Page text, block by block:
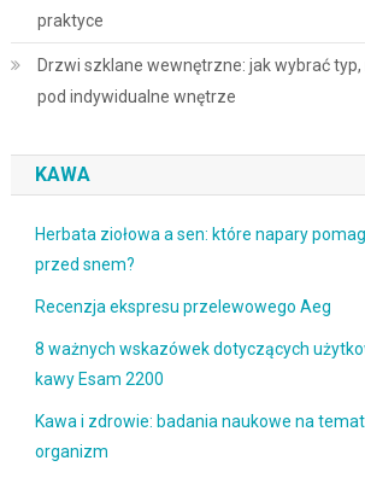
praktyce
Drzwi szklane wewnętrzne: jak wybrać typ,
pod indywidualne wnętrze
KAWA
Herbata ziołowa a sen: które napary
przed snem?
Recenzja ekspresu przelewowego Aeg
8 ważnych wskazówek dotyczących
kawy Esam 2200
Kawa i zdrowie: badania naukowe na
organizm